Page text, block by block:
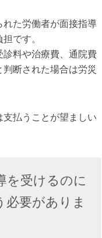
た労働者が面接指導
です。
料や治療費、通院費
断された場合は労災
払うことが望ましい
を受けるのに
要がありま